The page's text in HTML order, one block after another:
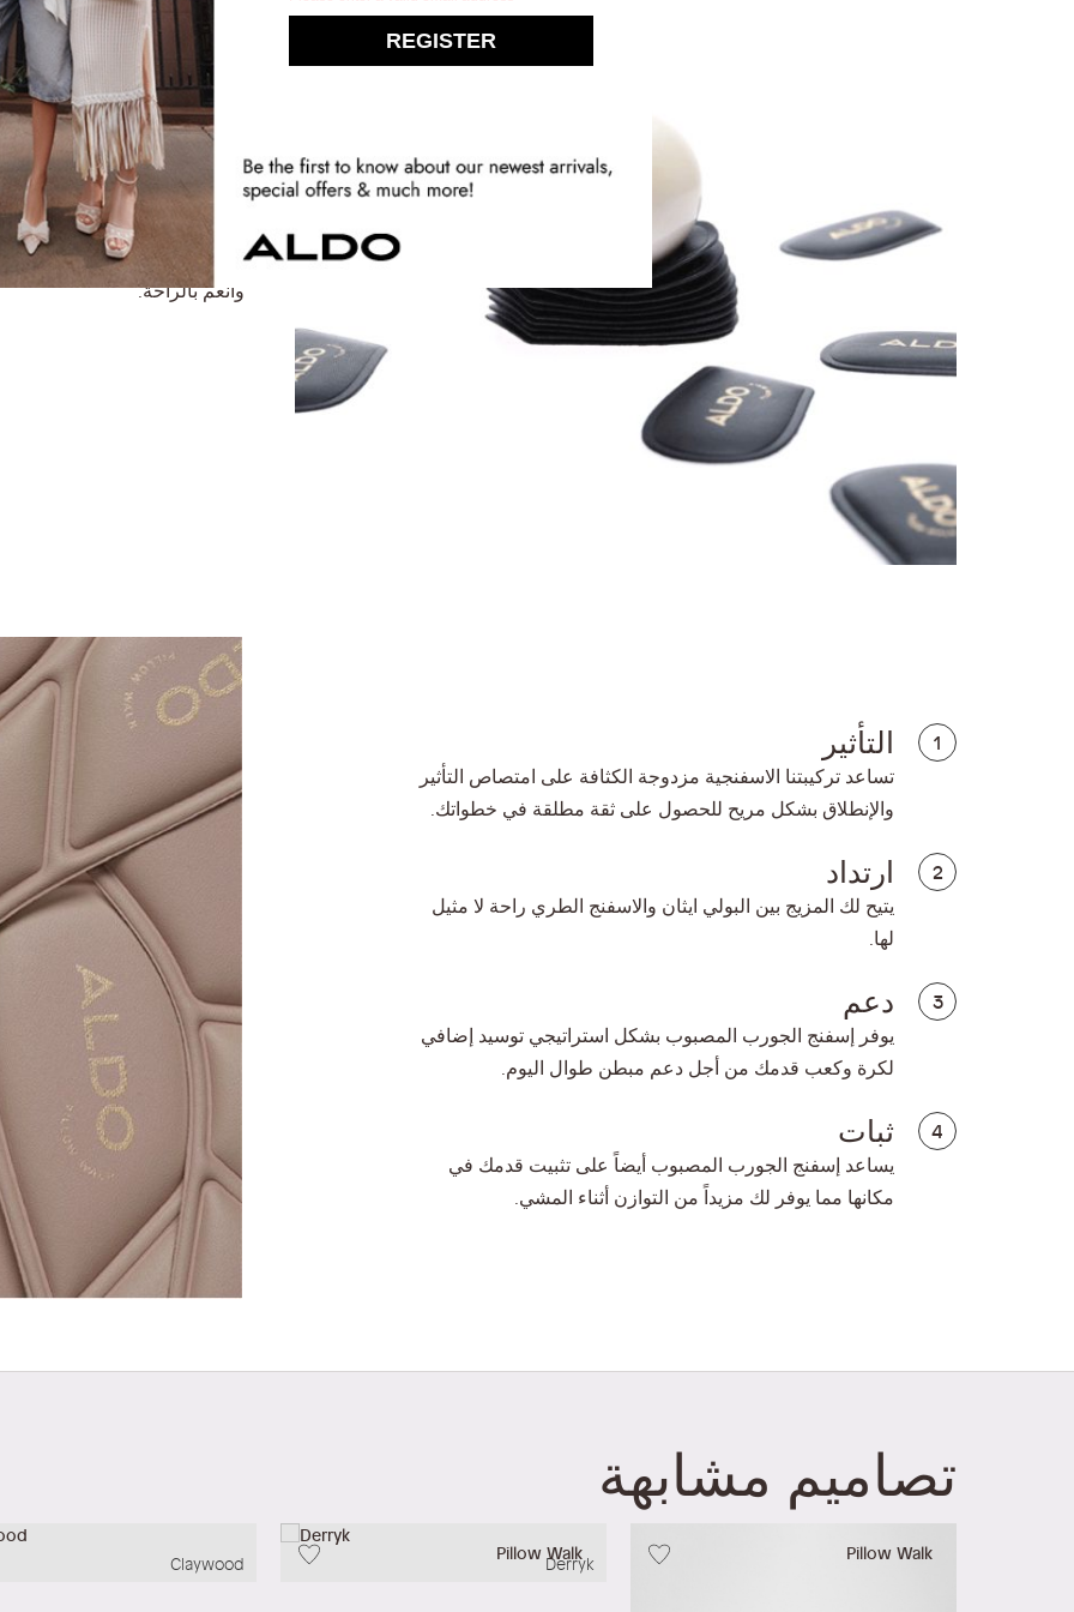
تأنقي
توقع الغير متوقع مع أكثر
الاسفنج المكثف والنعال
وانعم بالراحة.
1 التأثير
تساعد تركيبتنا الاسفنجية مزدوجة الكثافة على امتصاص التأثير
والإنطلاق بشكل مريح للحصول على ثقة مطلقة في خطواتك.
2 ارتداد
يتيح لك المزيج بين البولي ايثان والاسفنج الطري راحة لا مثيل
لها.
3 دعم
يوفر إسفنج الجورب المصبوب بشكل استراتيجي توسيد إضافي
لكرة وكعب قدمك من أجل دعم مبطن طوال اليوم.
4 ثبات
يساعد إسفنج الجورب المصبوب أيضاً على تثبيت قدمك في
مكانها مما يوفر لك مزيداً من التوازن أثناء المشي.
تصاميم مشابهة
Claywood Pillow Walk
Derryk Pillow Walk